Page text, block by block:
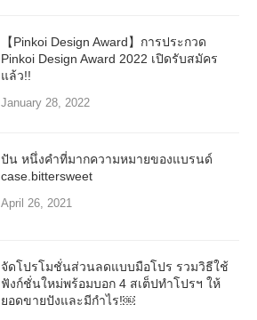
【Pinkoi Design Award】การประกวด
Pinkoi Design Award 2022 เปิดรับสมัคร
แล้ว!!
January 28, 2022
ปัน หนึ่งคำที่มากความหมายของแบรนด์
case.bittersweet
April 26, 2021
จัดโปรโมชั่นส่วนลดแบบมือโปร รวมวิธีใช้
ฟังก์ชั่นใหม่พร้อมบอก 4 สเต็ปทำโปรฯ ให้
ยอดขายปังและมีกำไร!￼